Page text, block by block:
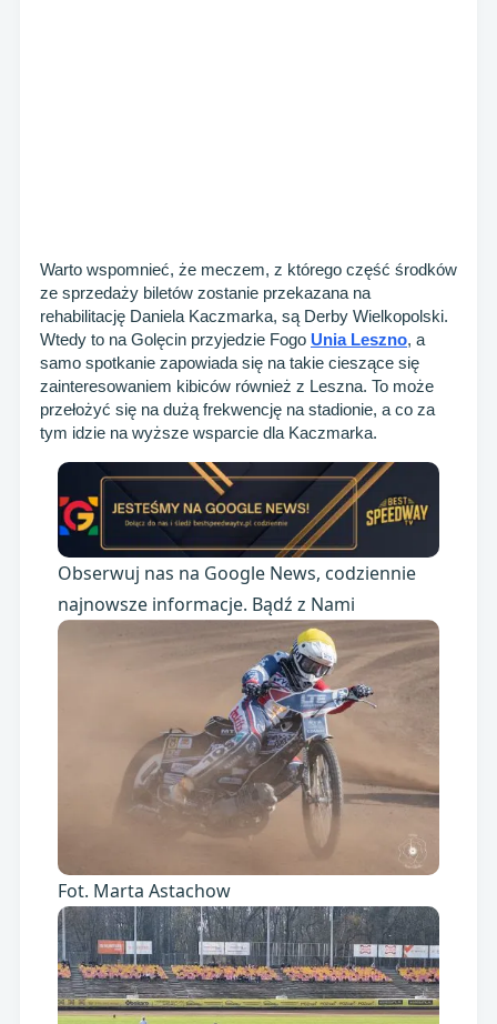
Warto wspomnieć, że meczem, z którego część środków
ze sprzedaży biletów zostanie przekazana na
rehabilitację Daniela Kaczmarka, są Derby Wielkopolski.
Wtedy to na Golęcin przyjedzie Fogo Unia Leszno, a
samo spotkanie zapowiada się na takie cieszące się
zainteresowaniem kibiców również z Leszna. To może
przełożyć się na dużą frekwencję na stadionie, a co za
tym idzie na wyższe wsparcie dla Kaczmarka.
Obserwuj nas na Google News, codziennie
najnowsze informacje. Bądź z Nami
Fot. Marta Astachow